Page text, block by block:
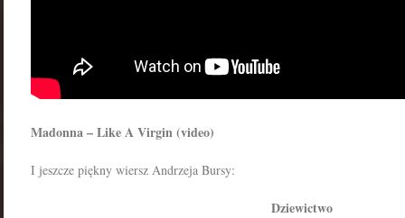
Madonna – Like A Virgin (video)
I jeszcze piękny wiersz Andrzeja Bursy:
Dziewictwo